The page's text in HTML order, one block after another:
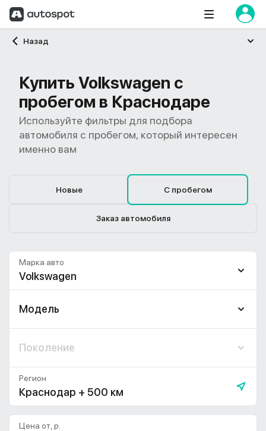
Назад
Главная
Купить Volkswagen с
пробегом в Краснодаре
Используйте фильтры для подбора
автомобиля с пробегом, который интересен
именно вам
Новые С пробегом
Заказ автомобиля
Volkswagen
Марка авто
Модель
Поколение
Краснодар + 500 км
Регион
Цена от, р.